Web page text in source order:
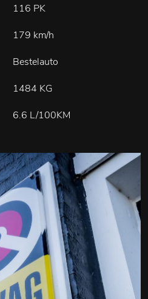
116 PK
179 km/h
Bestelauto
1484 KG
6.6 L/100KM